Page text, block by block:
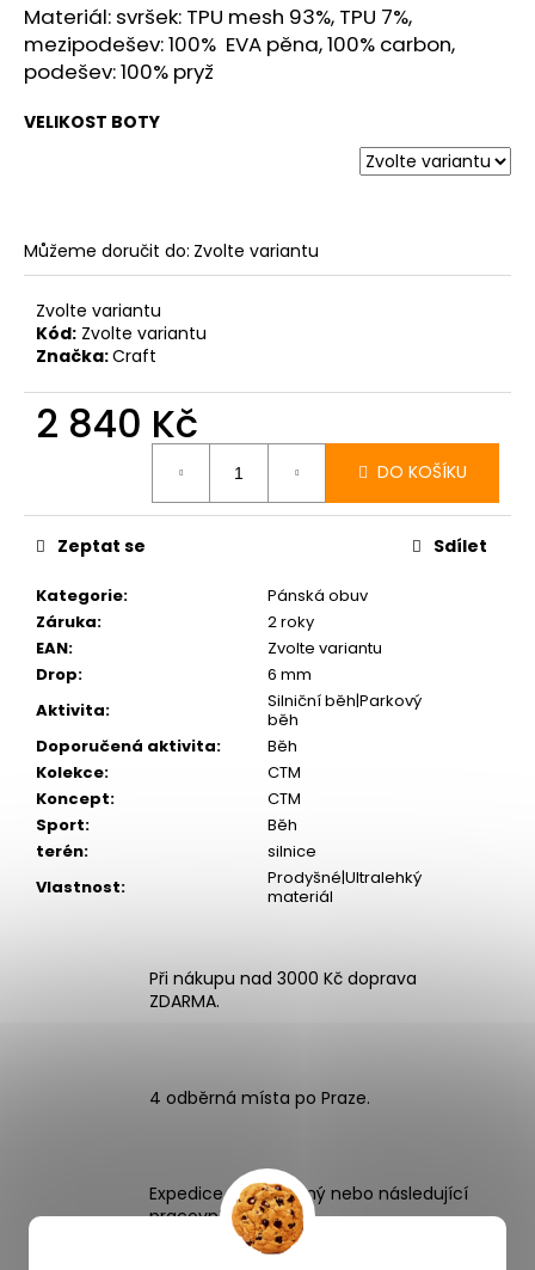
Materiál: svršek: TPU mesh 93%, TPU 7%,
mezipodešev: 100% EVA pěna, 100% carbon,
podešev: 100% pryž
VELIKOST BOTY
Můžeme doručit do: Zvolte variantu
Zvolte variantu
Kód: Zvolte variantu
Značka:Craft
2 840 Kč
DO KOŠÍKU
Kategorie:
Pánská obuv
Záruka:
2 roky
EAN:
Zvolte variantu
Drop:
6 mm
Aktivita:
Silniční běh|Parkový
běh
Doporučená aktivita:
Běh
Kolekce:
CTM
Koncept:
CTM
Sport:
Běh
terén:
silnice
Vlastnost:
Prodyšné|Ultralehký
materiál
Zeptat se Sdílet
Při nákupu nad 3000 Kč doprava
ZDARMA.
4 odběrná místa po Praze.
Expedice zboží stejný nebo následující
pracovní den.
Kč
Původně:
4
299